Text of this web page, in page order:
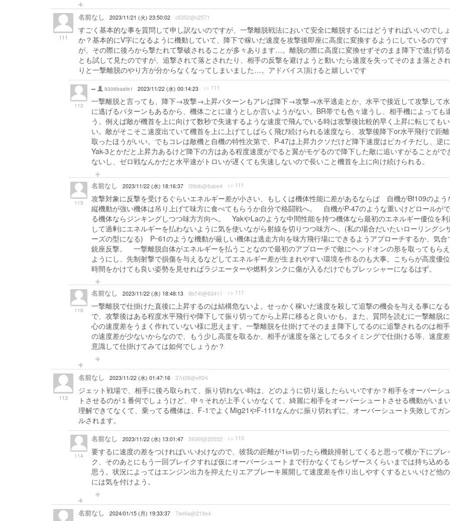
111
名前なし 2023/11/21 (火) 23:50:02 c5352@c2571
すごく基本的な事を質問して申し訳ないのですが、一撃離脱戦法において安全に離脱するにはどうすればいいのでし
か？基本的にV字になるように機動していて、降下で稼いだ速度を攻撃後即座に高度に変換するようにしているのです
が、その際に後ろから撃たれて撃破されることが多々あります…。離脱の際に高度に変換せずそのまま降下で逃げ切
とも試して見たのですが、追撃されて落とされたり、相手の反撃を避けようと動いたら速度を失ってそのまま落とさ
りと一撃離脱のやり方が分からなくなってしまいました…。アドバイス頂けると嬉しいです
112
-- 9306baafe1 2023/11/22 (水) 00:14:23 >> 111
一撃離脱と言っても、降下→攻撃→上昇パターンもアレば降下→攻撃→水平逃走とか、水平で接近して攻撃して
に逃げるパターンもあるから、機体ごとに違うとしか言いようがない。BR帯でも色々違うし、相手機によっても
う。例えば敵が機首を上に向けて数秒で失速するような速度で飛んでいる時は攻撃後比較的早く上昇に転じてもい
い。敵がそこそこ速度出ていて機首を上に上げてしばらく飛び続けられる速度なら、攻撃後降下or水平飛行で距
取ったほうがいい。でもコレは敵機と自機の特性次第で、P-47は上昇力クソだけど降下速度はピカイチだし、逆に
Yak-3とかだと上昇力あるけど降下の方はある程度速度がでると翼がモゲるので降下した敵に追いすがることがで
ないし、ゼロ戦なんかだと水平速がトロいが遅くても失速しないので長いこと機首を上に向け続けられる。
115
名前なし 2023/11/22 (水) 18:16:37 f39db@6abe4 >> 111
攻撃対象に反撃を受けるぐらいエネルギー差が小さい、もしくは機体性能に差があるならば 自機がBf109のよう
縦機動が強い機体は吊り上げて味方に食べてもらうか自分で格闘戦へ。 自機がP-47のような重いけどロールが
る機体ならジンキングしつつ味方方向へ。 YakやLaのような中間性能を持つ機体なら最初のエネルギー優位を利
して過剰にエネルギーを払わないように気を使いながら射線を切りつつ味方へ。(私の場合だいたいローリングシ
ーズの型になる) Pｰ61のような機動が厳しい機体は逃走方向を味方飛行場にできるようアプローチするか、気合
銃座反撃。 一撃離脱自体がエネルギーを払うことなので最初のアプローチで敵にヘッドオンの形を取ってもら
ようにし、先制射撃で損傷を与えるなどしてエネルギー差が生まれやすい環境を作るのも大事。こちらが高度優
時間をかけても良い姿勢を見せればラジエーターや燃料タンクに傷が入るだけでもプレッシャーになるはず。
116
名前なし 2023/11/22 (水) 18:48:13 8b74f@63411 >> 111
一撃離脱で仕掛けた直後に上昇するのは結構危ないよ。せっかく稼いだ速度を殺して追撃の機会を与える事にな
で、攻撃後はある程度水平飛行や降下して振り切ってから上昇に移ると良いかも。また、質問を読むに一撃離脱
心の速度差をうまく作れていない様に思えます。一撃離脱を仕掛けてそのまま降下してるのに追撃されるのは相
の速度差が少ないからなので、もう少し高度を取るか、相手が速度を落としてるタイミングで仕掛ける等、速度
意識して仕掛けてみては如何でしょうか？
113
名前なし 2023/11/22 (水) 01:47:16 37d38@eff24
ジェット戦場で、相手に後ろ取られて、振り切れない時は、どのように切り返したらいいですか？相手をオーバーシ
トさせるのが１番何でしょうけど、中々それが上手くいかなくて、綺麗に相手をオーバーシュートさせる機動がいま
理解できてなくて、乗ってる機体は、F-1でよくMig21やF-111なんかに振り切れずに、オーバーシュート失敗してガ
ルされます。
114
名前なし 2023/11/22 (水) 13:01:47 5936f@20552 >> 113
要するに速度の差をつければいいわけなので、彼我の距離が1㎞切ったら機銃掃射してくると思って横か下にブレ
ク、そのあとにもう一回ブレイクすれば仮にオーバーシュートまで行かなくてもシザースくらいまでは持ち込め
思う。状況によってはエンジン出力を抑えたりエアブレーキ展開して速度差を作り出しやすくするといいけど他
には気を付けよう。
名前なし 2024/01/15 (月) 19:33:37 7ae6a@219e4